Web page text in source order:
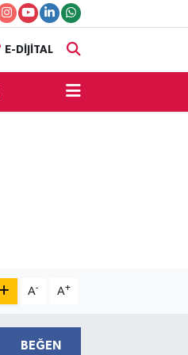
E-DİJİTAL
A- A+
BEĞEN